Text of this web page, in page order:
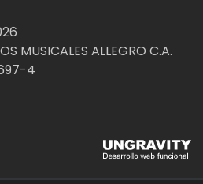
MUSICALES ALLEGRO C.A.
4